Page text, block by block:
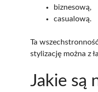
biznesową,
casualową.
Ta
stylizację można z
Jakie są